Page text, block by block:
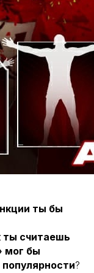
ты бы
ты считаешь
мог бы
?